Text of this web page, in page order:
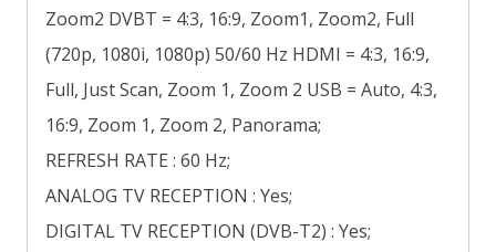
Zoom2 DVBT = 4:3, 16:9, Zoom1, Zoom2, Full
(720p, 1080i, 1080p) 50/60 Hz HDMI = 4:3, 16:9,
Full, Just Scan, Zoom 1, Zoom 2 USB = Auto, 4:3,
16:9, Zoom 1, Zoom 2, Panorama;
REFRESH RATE : 60 Hz;
ANALOG TV RECEPTION : Yes;
DIGITAL TV RECEPTION (DVB-T2) : Yes;